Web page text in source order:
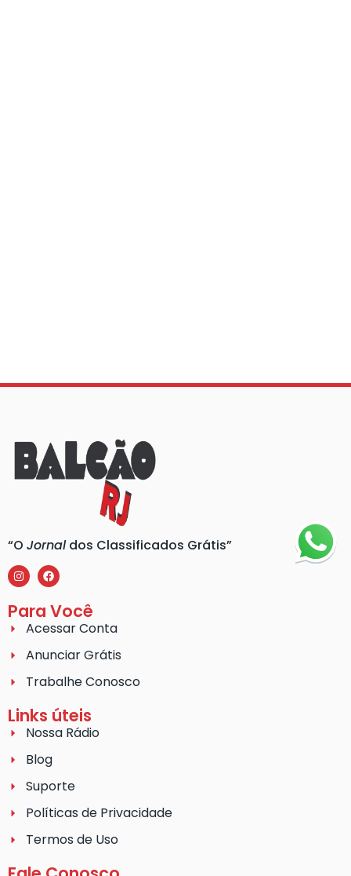
“O Jornaldos Classificados Grátis”
Para Você
Acessar Conta
Anunciar Grátis
Trabalhe Conosco
Links úteis
Nossa Rádio
Blog
Suporte
Políticas de Privacidade
Termos de Uso